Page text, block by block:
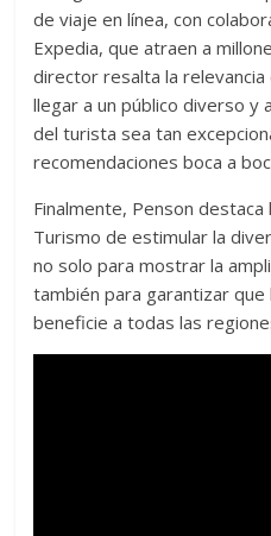
de viaje en línea, con
Expedia, que atraen a
director resalta la
llegar a un público diverso y
del turista sea tan
recomendaciones boca a
Finalmente, Penson
Turismo de estimular la
no solo para mostrar la
también para garantizar que
beneficie a todas las